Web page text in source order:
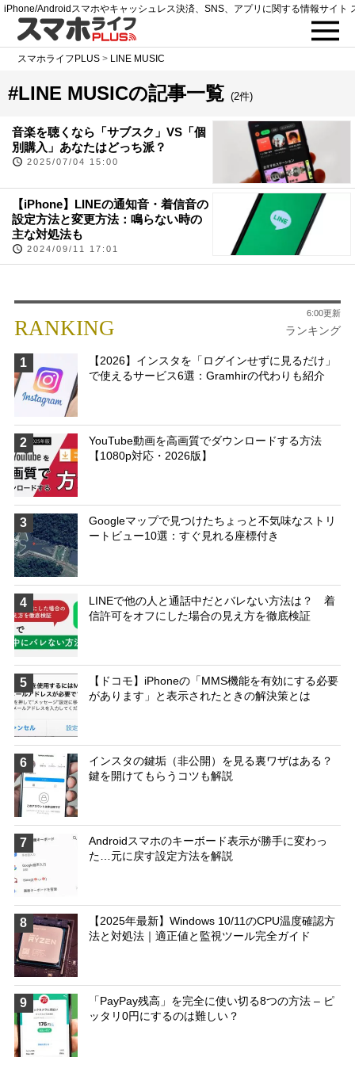
iPhone/Androidスマホやキャッシュレス決済、SNS、アプリに関する情報サイト
スマホライフPLUS > LINE MUSIC
#LINE MUSICの記事一覧 (2件)
音楽を聴くなら「サブスク」VS「個
別購入」あなたはどっち派？
2025/07/04 15:00
【iPhone】LINEの通知音・着信音の
設定方法と変更方法：鳴らない時の
主な対処法も
2024/09/11 17:01
RANKING ランキング
6:00更新
1
【2026】インスタを「ログインせずに見るだけ」
で使えるサービス6選：Gramhirの代わりも紹介
2
YouTube動画を高画質でダウンロードする方法
【1080p対応・2026版】
3
Googleマップで見つけたちょっと不気味なストリ
ートビュー10選：すぐ見れる座標付き
4
LINEで他の人と通話中だとバレない方法は？ 着
信許可をオフにした場合の見え方を徹底検証
5
【ドコモ】iPhoneの「MMS機能を有効にする必要
があります」と表示されたときの解決策とは
6
インスタの鍵垢（非公開）を見る裏ワザはある？
鍵を開けてもらうコツも解説
7
Androidスマホのキーボード表示が勝手に変わっ
た…元に戻す設定方法を解説
8
【2025年最新】Windows 10/11のCPU温度確認方
法と対処法｜適正値と監視ツール完全ガイド
9
「PayPay残高」を完全に使い切る8つの方法 – ピ
ッタリ0円にするのは難しい？